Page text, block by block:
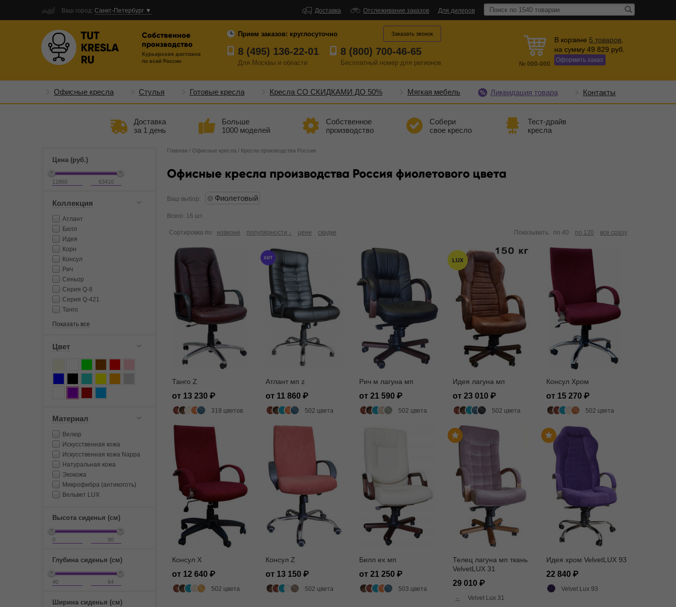
Ваш город: Санкт-Петербург ▼ Доставка Отслеживание заказов Для дилеров
Собственное
производство
Курьерская доставка
по всей России
Прием заказов: круглосуточно
8 (495) 136-22-01
Для Москвы и области
8 (800) 700-46-65
Бесплатный номер для регионов
Заказать звонок
№ 000-000
В корзине 5 товаров
на сумму 49 829 руб.
Оформить заказ
Офисные кресла Стулья Готовые кресла Кресла СО СКИДКАМИ ДО 50% Мягкая мебель Ликвидация товара Контакты
Доставка
за 1 день
Больше
1000 моделей
Собственное
производство
Собери
свое кресло
Тест-драйв
кресла
Цена (руб.)
Коллекция
Атлант
Билл
Идея
Корн
Консул
Рич
Сеньор
Серия Q-8
Серия Q-421
Танго
Показать все
Цвет
Материал
Велюр
Искусственная кожа
Искусственная кожа Nappa
Натуральная кожа
Экокожа
Микрофибра (антикоготь)
Вельвет LUX
Высота сиденья (см)
Глубина сиденья (см)
Ширина сиденья (см)
Главная / Офисные кресла / Кресла производства Россия
Офисные кресла производства Россия фиолетового цвета
Ваш выбор: Фиолетовый
Всего: 16 шт.
Сортировка по: новизне популярности ↓ цене скидке Показывать: по 40 по 120 все сразу
Танго Z
от 13 230
318 цветов
Атлант мп z
от 11 860
502 цвета
Рич м лагуна мп
от 21 590
502 цвета
LUX
Идея лагуна мп
от 23 010
502 цвета
Консул Хром
от 15 270
502 цвета
Консул X
от 12 640
502 цвета
Консул Z
от 13 150
502 цвета
Билл ех мп
от 21 250
503 цвета
Телец лагуна мп ткань
VelvetLUX 31
29 010
Velvet Lux 31
Идея хром VelvetLUX 93
22 840
Velvet Lux 93